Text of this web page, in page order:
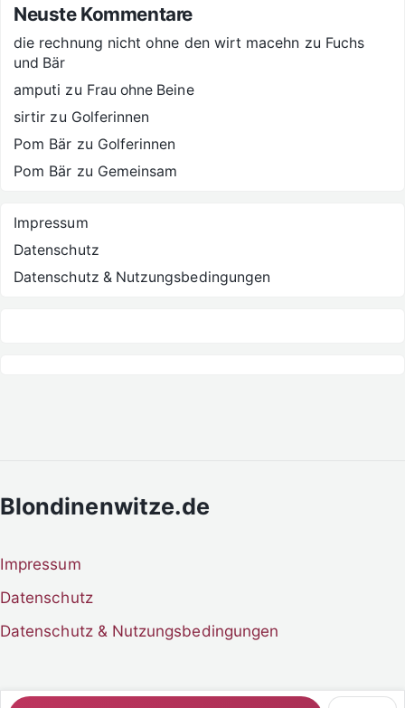
Neuste Kommentare
die rechnung nicht ohne den wirt macehn zu Fuchs
und Bär
amputi zu Frau ohne Beine
sirtir zu Golferinnen
Pom Bär zu Golferinnen
Pom Bär zu Gemeinsam
Impressum
Datenschutz
Datenschutz & Nutzungsbedingungen
Blondinenwitze.de
Impressum
Datenschutz
Datenschutz & Nutzungsbedingungen